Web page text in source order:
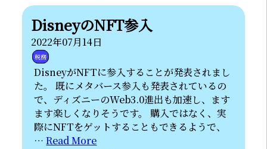
DisneyのNFT参入
2022年07月14日
税務
DisneyがNFTに参入することが発表されまし
た。 既にメタバース参入も発表されているの
で、ディズニーのWeb3.0進出も加速し、ます
ます楽しくなりそうです。 購入ではなく、実
際にNFTをゲットすることもできるようで、
…Read More